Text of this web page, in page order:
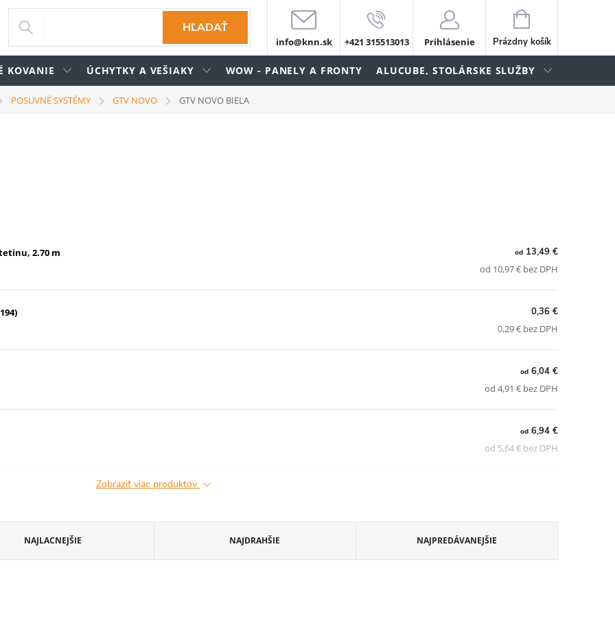
HĽADAŤ
info@knn.sk +421 315513013 Prihlásenie
NÁKUPNÝ
KOŠÍK
Prázdny košík
KOVANIE ÚCHYTKY A VEŠIAKY WOW - PANELY A FRONTY ALUCUBE, STOLÁRSKE SLUŽBY
POSUVNÉ SYSTÉMY GTV NOVO GTV NOVO BIELA
2.70 m
od 13,49 €
od 10,97 € bez DPH
0,36 €
0,29 € bez DPH
od 6,04 €
od 4,91 € bez DPH
od 6,94 €
od 5,64 € bez DPH
Zobraziť viac produktov
NAJLACNEJŠIE NAJDRAHŠIE NAJPREDÁVANEJŠIE